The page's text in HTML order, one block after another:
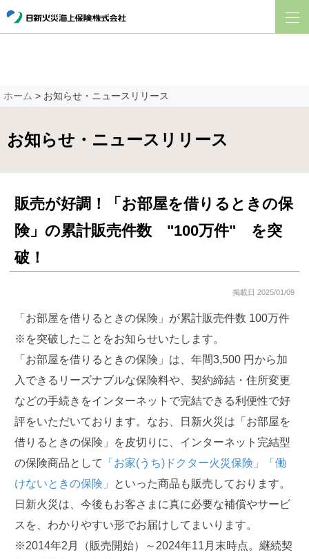
ホーム > お知らせ・ニュースリリース
お知らせ・ニュースリリース
販売が好調！「お部屋を借りるときの保
険」の累計販売件数 "100万件" を突
破！
掲載日 2025/01/09
「お部屋を借りるときの保険」が累計販売件数 100万件
※を突破したことをお知らせいたします。
「お部屋を借りるときの保険」は、年間3,500 円から加
入できるリーズナブルな保険料や、契約締結・住所変更
などの手続きをインターネットで完結できる利便性で好
評をいただいております。なお、日新火災は「お部屋を
借りるときの保険」を皮切りに、インターネット完結型
の保険商品として
「お家(うち)ドクター火災保険」
「働
けないときの保険」
といった商品も販売しております。
日新火災は、今後もお客さまに真に必要な補償やサービ
スを、わかりやすい形でお届けしてまいります。
※2014年2月（販売開始）～2024年11月末時点。継続契